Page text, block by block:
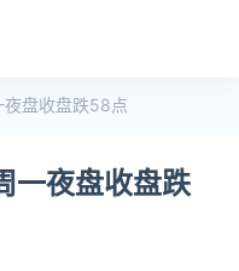
盘收盘跌58点
一夜盘收盘跌